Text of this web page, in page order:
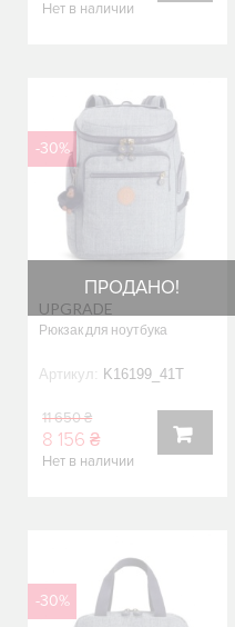
Нет в наличии
ПРОДАНО!
-30%
UPGRADE
Рюкзак для ноутбука
Артикул: K16199_41T
11 650 ₴
8 156 ₴
Нет в наличии
-30%